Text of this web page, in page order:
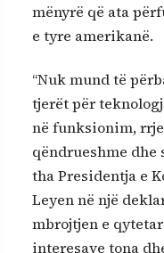
mënyrë që ata
e tyre amerikanë.
“Nuk mund të
tjerët për
në funksionim,
qëndrueshme dhe
tha Presidentja e
Leyen në një
mbrojtjen e
interesave tona